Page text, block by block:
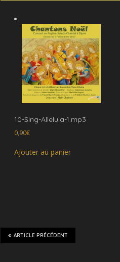
10-Sing-Alleluia-1.mp3
0,90€
Ajouter au panier
ARTICLE PRÉCÉDENT